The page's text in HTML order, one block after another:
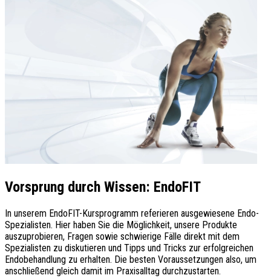
Vorsprung durch Wissen: EndoFIT
In unserem EndoFIT-Kursprogramm referieren ausgewiesene Endo-
Spezialisten. Hier haben Sie die Möglichkeit, unsere Produkte
auszuprobieren, Fragen sowie schwierige Fälle direkt mit dem
Spezialisten zu diskutieren und Tipps und Tricks zur erfolgreichen
Endobehandlung zu erhalten. Die besten Voraussetzungen also, um
anschließend gleich damit im Praxisalltag durchzustarten.